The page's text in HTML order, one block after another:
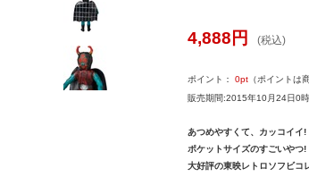
4,888 円 (税込)
ポイント： 0pt （ポイントは
販売期間:2015年10月24日0
あつめやすくて、カッコイイ!
ポケットサイズのすごいやつ!
大好評の東映レトロソフビコ